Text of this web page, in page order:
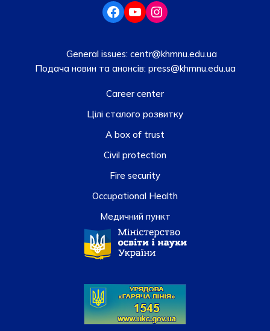
General issues: centr@khmnu.edu.ua
Подача новин та анонсів:press@khmnu.edu.ua
Career center
Цілі сталого розвитку
A box of trust
Civil protection
Fire security
Occupational Health
Медичний пункт